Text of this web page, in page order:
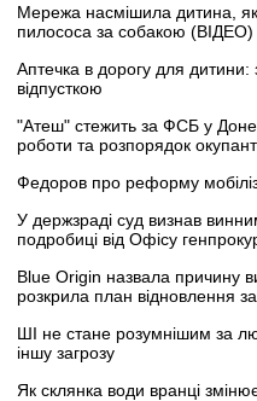
Мережа насмішила дитина,
пилососа за собакою (ВІДЕО)
Аптечка в дорогу для
відпусткою
"Атеш" стежить за ФСБ у
роботи та розпорядок
Федоров про реформу
У держзраді суд визнав
подробиці від Офісу
Blue Origin назвала причину
розкрила план відновлення
ШІ не стане розумнішим за
іншу загрозу
Як склянка води вранці